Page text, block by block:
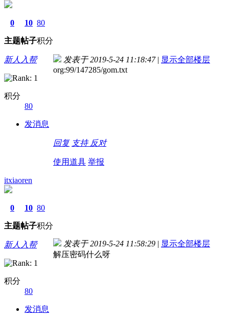
0
主题
10
帖子
80
积分
新人入帮
积分
80
发消息
发表于 2019-5-24 11:18:47 | 显示全部楼层
org:99/147285/gom.txt
回复 支持 反对
使用道具 举报
itxiaoren
0
主题
10
帖子
80
积分
新人入帮
积分
80
发消息
发表于 2019-5-24 11:58:29 | 显示全部楼层
解压密码什么呀